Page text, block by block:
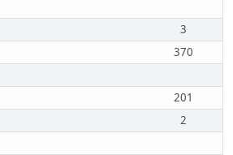
3
370
201
2